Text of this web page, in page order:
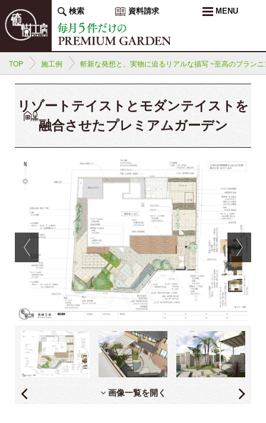
検索 資料請求 MENU
TOP 施工例 斬新な発想と、実物に迫るリアルな描写 ~至高のプラン
リゾートテイストとモダンテイストを
融合させたプレミアムガーデン
画像一覧を開く